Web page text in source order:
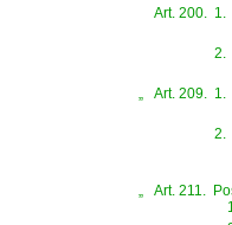
Art. 200. 1.
2.
„
Art. 209. 1.
2.
„
Art. 211.